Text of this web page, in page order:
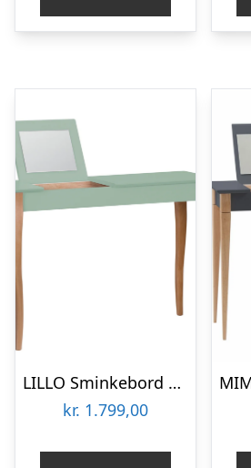
LILLO Sminkebord med spejl 105x35cm Salviegrøn
kr. 1.799,00